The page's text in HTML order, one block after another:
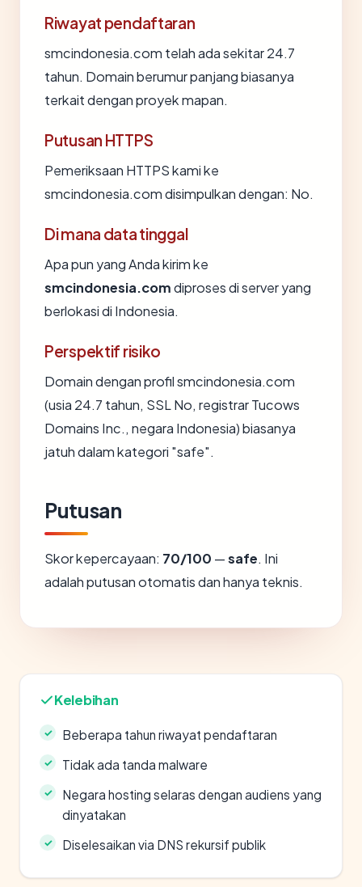
Riwayat pendaftaran
smcindonesia.com telah ada sekitar 24.7
tahun. Domain berumur panjang biasanya
terkait dengan proyek mapan.
Putusan HTTPS
Pemeriksaan HTTPS kami ke
smcindonesia.com disimpulkan dengan: No.
Di mana data tinggal
Apa pun yang Anda kirim ke
smcindonesia.comdiproses di server yang
berlokasi di Indonesia.
Perspektif risiko
Domain dengan profil smcindonesia.com
(usia 24.7 tahun, SSL No, registrar Tucows
Domains Inc., negara Indonesia) biasanya
jatuh dalam kategori "safe".
Putusan
Skor kepercayaan: 70/100 —safe. Ini
adalah putusan otomatis dan hanya teknis.
Kelebihan
Beberapa tahun riwayat pendaftaran
Tidak ada tanda malware
Negara hosting selaras dengan audiens yang
dinyatakan
Diselesaikan via DNS rekursif publik